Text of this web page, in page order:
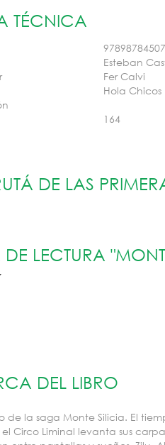
TÉCNICA
Esteban
Fer Calvi
Hola Chicos
164
DE LAS
LECTURA
DEL LIBRO
de la saga Monte Silicia. El
el Circo Liminal levanta sus